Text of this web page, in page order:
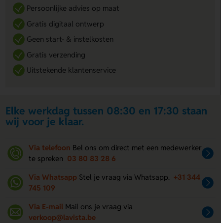
Persoonlijke advies op maat
Gratis digitaal ontwerp
Geen start- & instelkosten
Gratis verzending
Uitstekende klantenservice
Elke werkdag tussen 08:30 en 17:30 staan
wij voor je klaar.
Via telefoon Bel ons om direct met een medewerker
te spreken 03 80 83 28 6
Via Whatsapp Stel je vraag via Whatsapp. +31 344
745 109
Via E-mail Mail ons je vraag via
verkoop@lavista.be